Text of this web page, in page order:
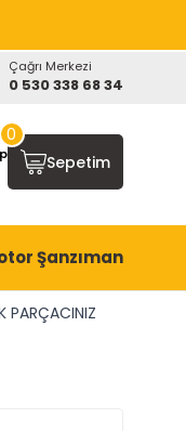
Çağrı Merkezi
0 530 338 68 34
Sepetim
0
Şanzıman
PARÇACINIZ